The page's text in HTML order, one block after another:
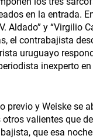
en la entrada.
Aldado” y “Virgilio
el contrabajista
uruguayo
inexperto
previo y Weiske se
valientes que
que esa